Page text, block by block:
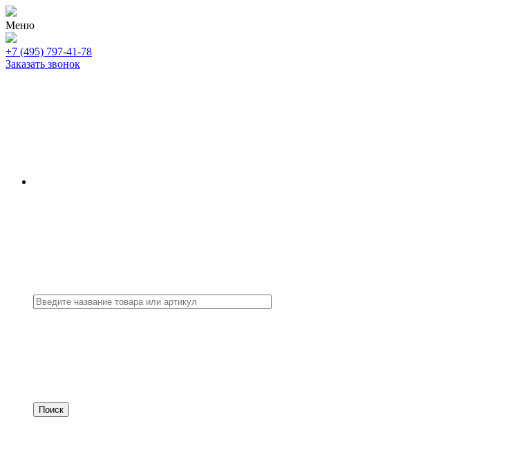
Меню
+7 (495) 797-41-78
Заказать звонок